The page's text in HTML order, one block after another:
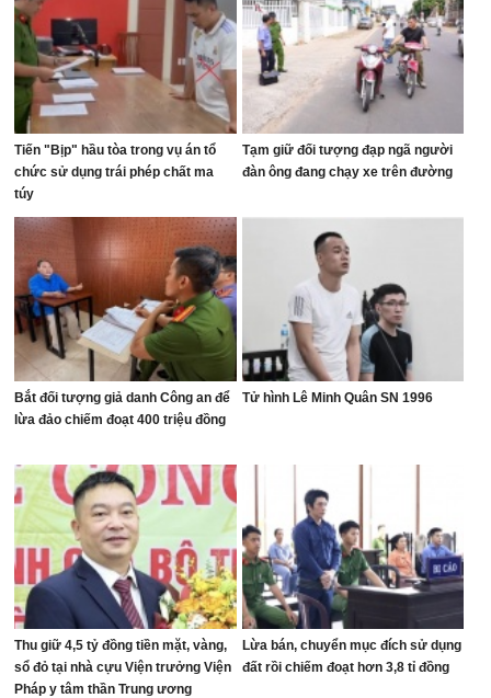
Tiến "Bịp" hầu tòa trong vụ án tổ
chức sử dụng trái phép chất ma
túy
Tạm giữ đối tượng đạp ngã người
đàn ông đang chạy xe trên đường
Bắt đối tượng giả danh Công an để
lừa đảo chiếm đoạt 400 triệu đồng
Tử hình Lê Minh Quân SN 1996
Thu giữ 4,5 tỷ đồng tiền mặt, vàng,
sổ đỏ tại nhà cựu Viện trưởng Viện
Pháp y tâm thần Trung ương
Lừa bán, chuyển mục đích sử dụng
đất rồi chiếm đoạt hơn 3,8 tỉ đồng